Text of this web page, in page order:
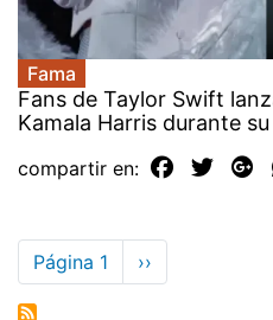
Fama
Fans de Taylor Swift
Kamala Harris durante
compartir en:
Paginación
Página 1
Siguiente
página
››